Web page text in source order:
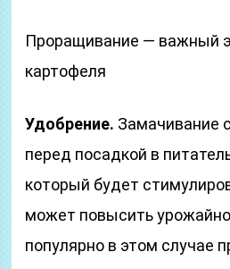
Проращивание — важный
картофеля
Удобрение. Замачивание
перед посадкой в
который будет
может повысить
популярно в этом случае